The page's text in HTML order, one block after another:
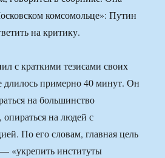
комсомольце»: Путин
на критику.
с краткими тезисами своих
длилось примерно 40 минут. Он
на большинство
на людей с
По его словам, главная цель
«укрепить институты